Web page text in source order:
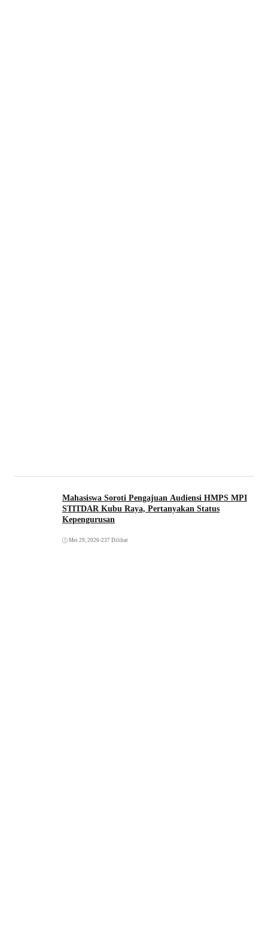
Mahasiswa Soroti Pengajuan Audiensi HMPS MPI
STITDAR Kubu Raya, Pertanyakan Status
Kepengurusan
Mei 29, 2026•237 Dilihat